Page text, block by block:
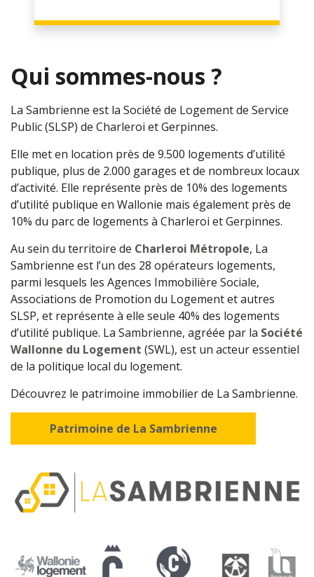
Qui sommes-nous ?
La Sambrienne est la Société de Logement de Service
Public (SLSP) de Charleroi et Gerpinnes.
Elle met en location près de 9.500 logements d’utilité
publique, plus de 2.000 garages et de nombreux locaux
d’activité. Elle représente près de 10% des logements
d’utilité publique en Wallonie mais également près de
10% du parc de logements à Charleroi et Gerpinnes.
Au sein du territoire de Charleroi Métropole, La
Sambrienne est l’un des 28 opérateurs logements,
parmi lesquels les Agences Immobilière Sociale,
Associations de Promotion du Logement et autres
SLSP, et représente à elle seule 40% des logements
d’utilité publique. La Sambrienne, agréée par la Société
Wallonne du Logement (SWL), est un acteur essentiel
de la politique local du logement.
Découvrez le patrimoine immobilier de La Sambrienne.
Patrimoine de La Sambrienne